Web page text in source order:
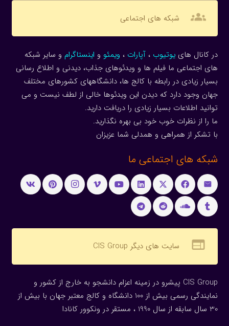
groups شبکه های اجتماعی
در کانال هاییوتیوب ، آپارات ، ویمئو و اینستاگرام و سایر شبکه
های اجتماعی ما فیلم ها و ویدئوهای جذاب، دیدنی و اطلاع رسانی
بسیار زیادی در رابطه با کالج ها، دانشگاههای کشورهای مختلف
جهان وجود دارد که دیدن این ویدئوها خالی از لطف نیست و می
توانید اطلاعات بسیار زیادی را دریافت دارید.
ما را از نظرات خوب خود بی بهره نگذارید.
با تشکر از همراهی و همدلی شما عزیزان
شبکه های اجتماعی ما
web سایت های دیگر CIS Group
CIS Group پیشرو در زمینه اعزام دانشجو به خارج از کشور و
نمایندگی رسمی بیش از 100 دانشگاه و کالج معتبر جهان با بیش از
30 سال سابقه از سال 1990 ، مستقر در ونکوور کانادا